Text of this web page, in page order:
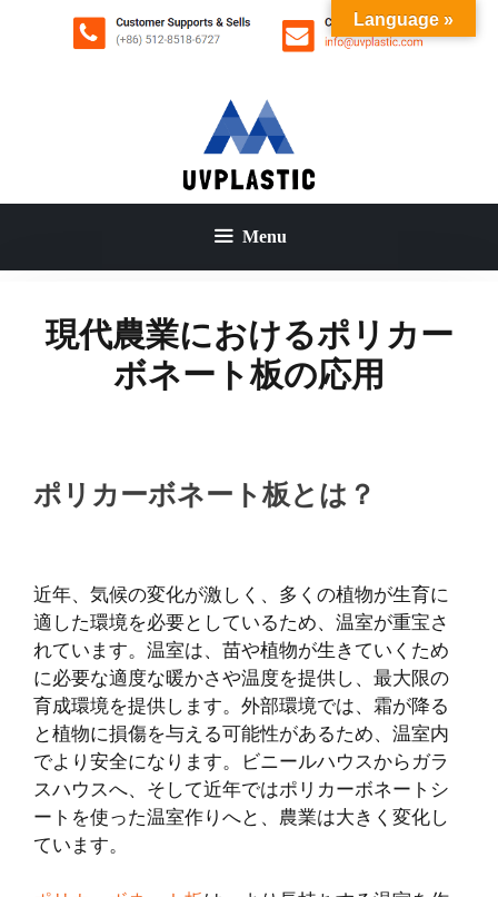
キ
Menu
現代農業におけるポリカー
ボネート板の応用
ポリカーボネート板とは？
近年、気候の変化が激しく、多くの植物が生育に
適した環境を必要としているため、温室が重宝さ
れています。温室は、苗や植物が生きていくため
に必要な適度な暖かさや温度を提供し、最大限の
育成環境を提供します。外部環境では、霜が降る
と植物に損傷を与える可能性があるため、温室内
でより安全になります。ビニールハウスからガラ
スハウスへ、そして近年ではポリカーボネートシ
ートを使った温室作りへと、農業は大きく変化し
ています。
Language »